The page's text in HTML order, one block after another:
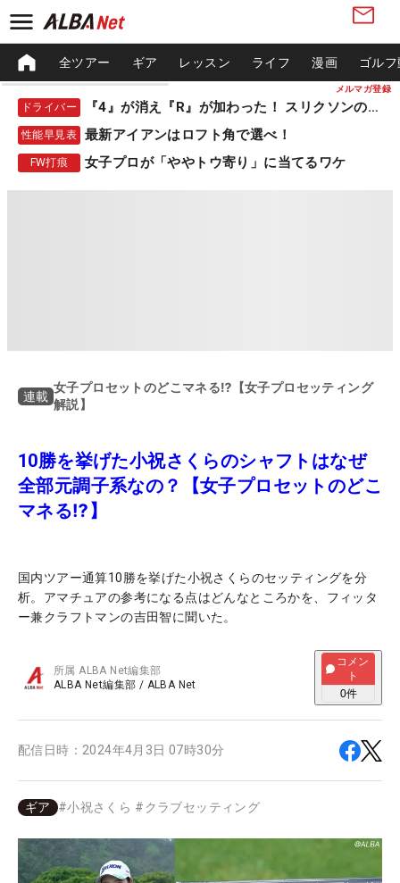
メルマガ登録
全ツアー ギア レッスン ライフ 漫画 ゴル
ドライバー 『4』が消え『R』が加わった！ スリクソンの新作
性能早見表 最新アイアンはロフト角で選べ！
FW打痕 女子プロが「ややトウ寄り」に当てるワケ
連載
女子プロセットのどこマネる⁉【女子プロセッティング
解説】
10勝を挙げた小祝さくらのシャフトはなぜ
全部元調子系なの？【女子プロセットのどこ
マネる⁉】
国内ツアー通算10勝を挙げた小祝さくらのセッティングを分
析。アマチュアの参考になる点はどんなところかを、フィッタ
ー兼クラフトマンの吉田智に聞いた。
所属ALBA Net編集部
ALBA Net編集部 / ALBA Net
コメン
ト
0件
配信日時： 2024年4月3日 07時30分
ギア #小祝さくら # クラブセッティング